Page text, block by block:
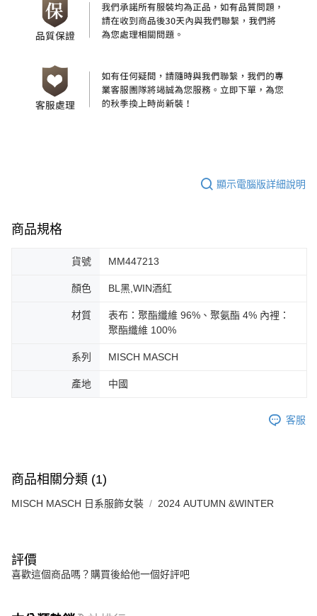
顯示電腦版詳細說明
商品規格
貨號 MM447213
顏色 BL黑,WIN酒紅
材質
表布：聚酯纖維 96%、聚氨酯 4% 內裡：
聚酯纖維 100%
系列 MISCH MASCH
產地 中國
客服
商品相關分類 (1)
MISCH MASCH 日系服飾女裝 2024 AUTUMN &WINTER
評價
喜歡這個商品嗎？購買後給他一個好評吧